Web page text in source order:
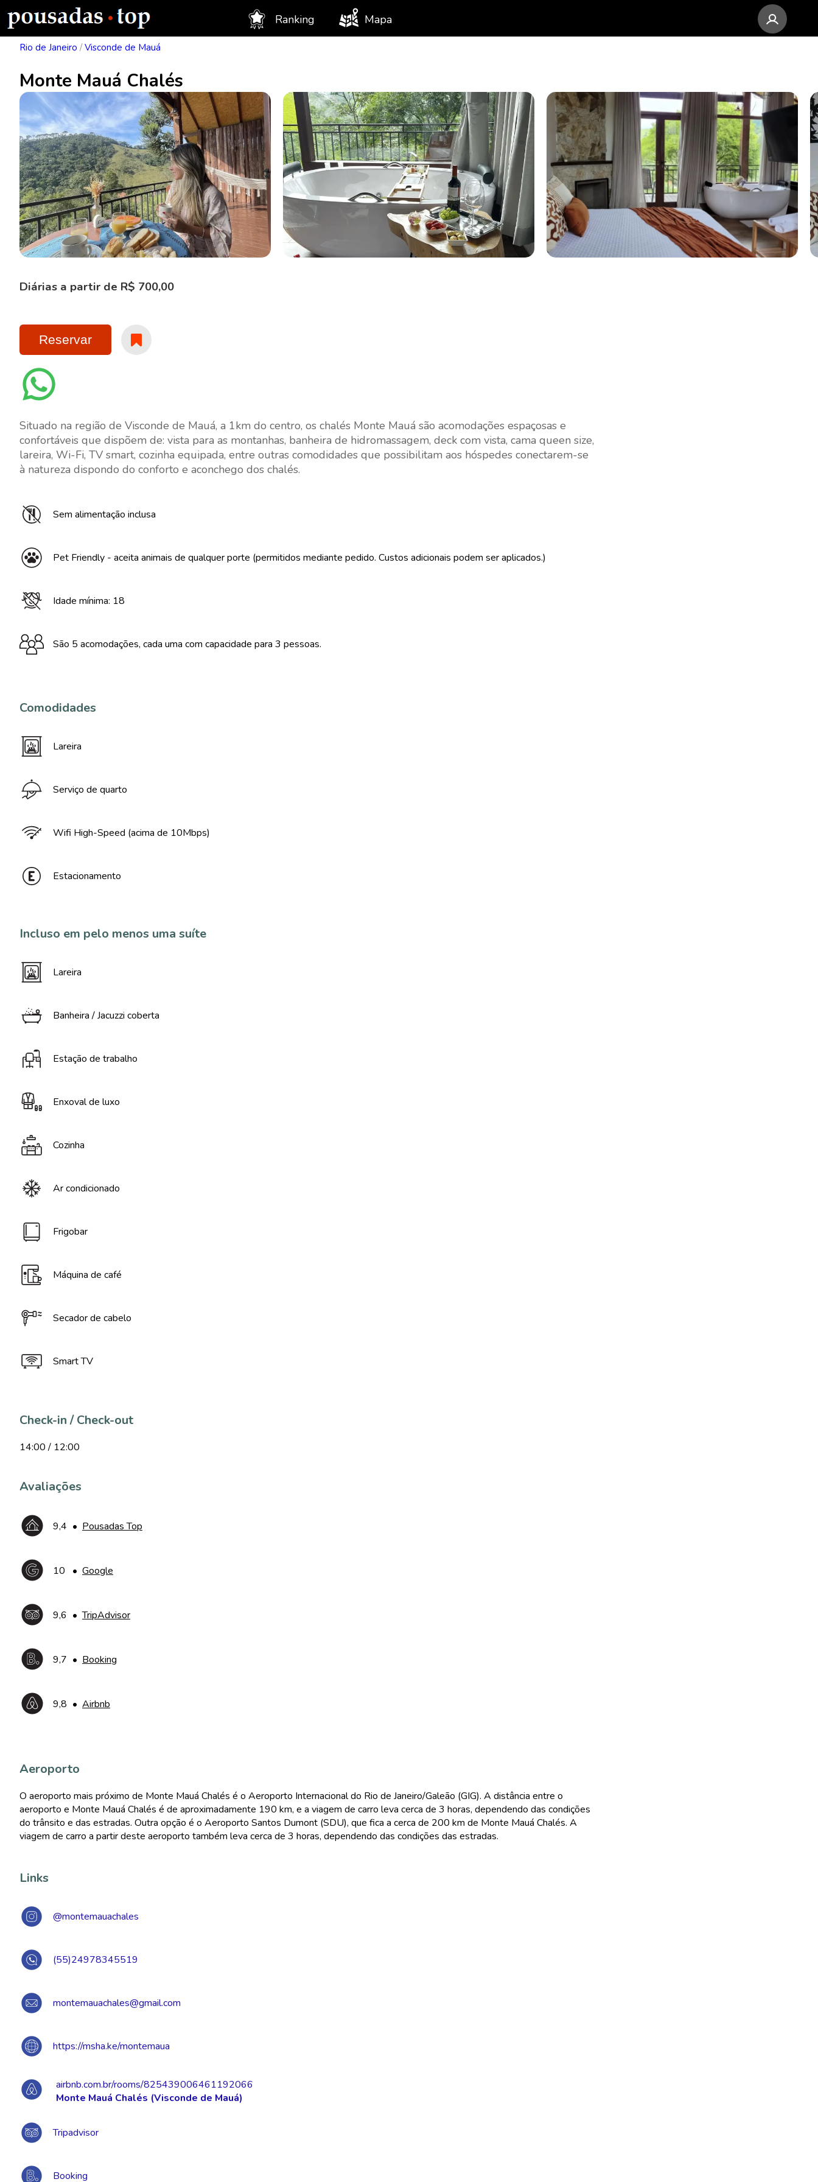
Ranking Mapa
Rio de Janeiro / Visconde de Mauá
Monte Mauá Chalés
Diárias a partir de R$ 700,00
Reservar
Situado na região de Visconde de Mauá, a 1km do centro, os chalés Monte Mauá são acomodações espaçosas e
confortáveis que dispõem de: vista para as montanhas, banheira de hidromassagem, deck com vista, cama queen size,
lareira, Wi-Fi, TV smart, cozinha equipada, entre outras comodidades que possibilitam aos hóspedes conectarem-se
à natureza dispondo do conforto e aconchego dos chalés.
Sem alimentação inclusa
Pet Friendly - aceita animais de qualquer porte (permitidos mediante pedido. Custos adicionais podem ser aplicados.)
Idade mínima: 18
São 5 acomodações, cada uma com capacidade para 3 pessoas.
Comodidades
Lareira
Serviço de quarto
Wifi High-Speed (acima de 10Mbps)
Estacionamento
Incluso em pelo menos uma suíte
Lareira
Banheira / Jacuzzi coberta
Estação de trabalho
Enxoval de luxo
Cozinha
Ar condicionado
Frigobar
Máquina de café
Secador de cabelo
Smart TV
Check-in / Check-out
14:00 / 12:00
Avaliações
9,4 • Pousadas Top
10 • Google
9,6 •TripAdvisor
9,7 • Booking
9,8 • Airbnb
Aeroporto
O aeroporto mais próximo de Monte Mauá Chalés é o Aeroporto Internacional do Rio de Janeiro/Galeão (GIG). A distância entre o
aeroporto e Monte Mauá Chalés é de aproximadamente 190 km, e a viagem de carro leva cerca de 3 horas, dependendo das condições
do trânsito e das estradas. Outra opção é o Aeroporto Santos Dumont (SDU), que fica a cerca de 200 km de Monte Mauá Chalés. A
viagem de carro a partir deste aeroporto também leva cerca de 3 horas, dependendo das condições das estradas.
Links
@montemauachales
(55)24978345519
montemauachales@gmail.com
https://msha.ke/montemaua
airbnb.com.br/rooms/825439006461192066
Monte Mauá Chalés (Visconde de Mauá)
Tripadvisor
Booking